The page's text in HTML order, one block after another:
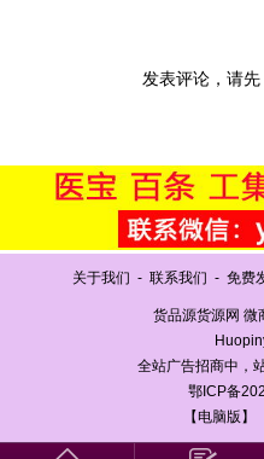
发表评论，请先
关于我们 - 联系我们 - 免费
货品源货源网 微
全站广告招商中，
鄂ICP备
【电脑版】